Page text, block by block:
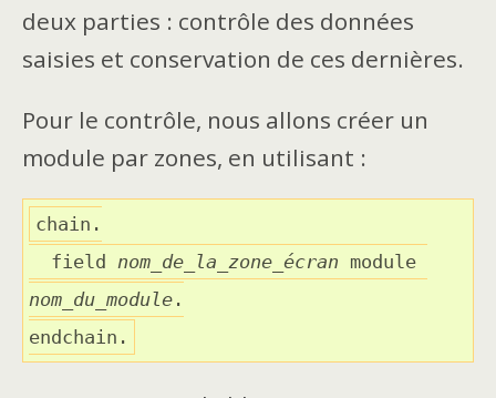
deux parties : contrôle des données
saisies et conservation de ces dernières.
Pour le contrôle, nous allons créer un
module par zones, en utilisant :
chain.
  field
nom_de_la_zone_écran
nom_du_module .
endchain.